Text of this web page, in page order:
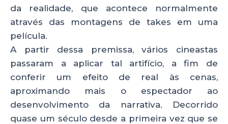
da realidade, que acontece normalmente
através das montagens de takes em uma
película.
A partir dessa premissa, vários cineastas
passaram a aplicar tal artifício, a fim de
conferir um efeito de real às cenas,
aproximando mais o espectador ao
desenvolvimento da narrativa. Decorrido
quase um século desde a primeira vez que se